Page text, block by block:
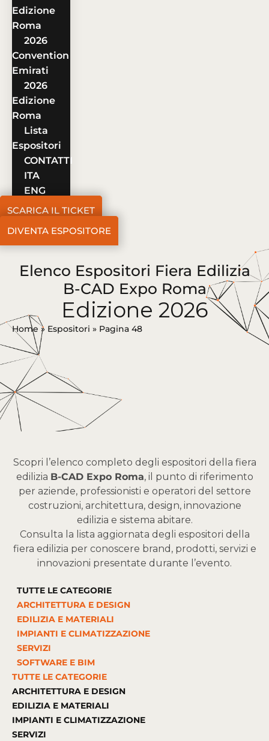
Edizione
Roma
2026
Convention
Emirati
2026
Edizione
Roma
Lista
Espositori
CONTATTI
ITA
ENG
SCARICA IL TICKET
DIVENTA ESPOSITORE
Elenco Espositori Fiera Edilizia
B-CAD Expo Roma
Edizione 2026
Home» Espositori » Pagina 48
Scopri l’elenco completo degli espositori della fiera
edilizia B-CAD Expo Roma, il punto di riferimento
per aziende, professionisti e operatori del settore
costruzioni, architettura, design, innovazione
edilizia e sistema abitare.
Consulta la lista aggiornata degli espositori della
fiera edilizia per conoscere brand, prodotti, servizi e
innovazioni presentate durante l’evento.
TUTTE LE CATEGORIE
ARCHITETTURA E DESIGN
EDILIZIA E MATERIALI
IMPIANTI E CLIMATIZZAZIONE
SERVIZI
SOFTWARE E BIM
TUTTE LE CATEGORIE
ARCHITETTURA E DESIGN
EDILIZIA E MATERIALI
IMPIANTI E CLIMATIZZAZIONE
SERVIZI